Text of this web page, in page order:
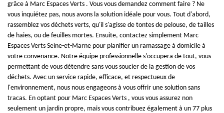
grâce à Marc Espaces Verts . Vous vous demandez comment faire ? Ne
vous inquiétez pas, nous avons la solution idéale pour vous. Tout d'abord,
rassemblez vos déchets verts, qu'il s'agisse de tontes de pelouse, de tailles
de haies, ou de feuilles mortes. Ensuite, contactez simplement Marc
Espaces Verts Seine-et-Marne pour planifier un ramassage à domicile à
votre convenance. Notre équipe professionnelle s'occupera de tout, vous
permettant de vous détendre sans vous soucier de la gestion de vos
déchets. Avec un service rapide, efficace, et respectueux de
l'environnement, nous nous engageons à vous offrir une solution sans
tracas. En optant pour Marc Espaces Verts , vous vous assurez non
seulement un jardin propre, mais vous contribuez également à un 77 plus